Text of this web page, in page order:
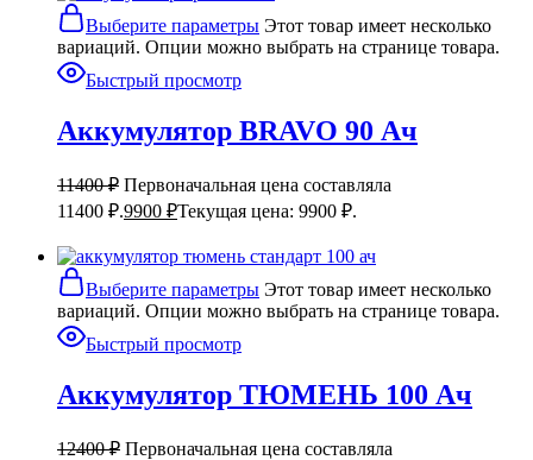
Выберите параметры Этот товар имеет несколько
вариаций. Опции можно выбрать на странице товара.
Быстрый просмотр
Аккумулятор BRAVO 90 Ач
11400₽ Первоначальная цена составляла
11400 ₽.9900 ₽Текущая цена: 9900 ₽.
Выберите параметры Этот товар имеет несколько
вариаций. Опции можно выбрать на странице товара.
Быстрый просмотр
Аккумулятор ТЮМЕНЬ 100 Ач
12400₽ Первоначальная цена составляла